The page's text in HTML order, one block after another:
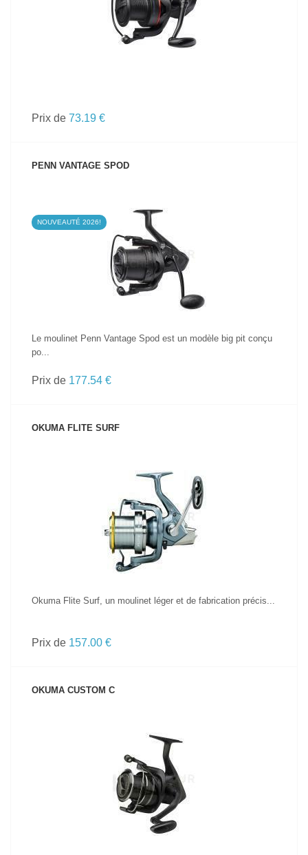
Prix de 73.19 €
PENN VANTAGE SPOD
NOUVEAUTÉ 2026!
VOIR LE PRODUIT
Le moulinet Penn Vantage Spod est un modèle big pit conçu
po...
Prix de 177.54 €
OKUMA FLITE SURF
VOIR LE PRODUIT
Okuma Flite Surf, un moulinet léger et de fabrication précis...
Prix de 157.00 €
OKUMA CUSTOM C
VOIR LE PRODUIT